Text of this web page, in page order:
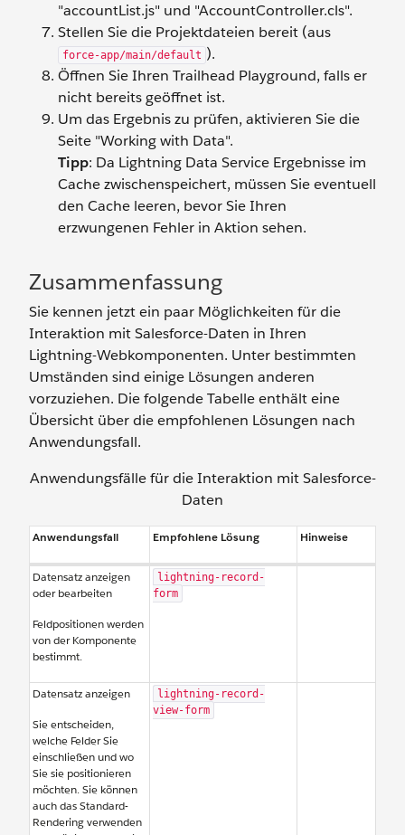
"accountList.js" und "AccountController.cls".
Stellen Sie die Projektdateien bereit (aus
force-app/main/default ).
Öffnen Sie Ihren Trailhead Playground, falls er
nicht bereits geöffnet ist.
Um das Ergebnis zu prüfen, aktivieren Sie die
Seite "Working with Data".
Tipp: Da Lightning Data Service Ergebnisse im
Cache zwischenspeichert, müssen Sie eventuell
den Cache leeren, bevor Sie Ihren
erzwungenen Fehler in Aktion sehen.
Zusammenfassung
Sie kennen jetzt ein paar Möglichkeiten für die
Interaktion mit Salesforce-Daten in Ihren
Lightning-Webkomponenten. Unter bestimmten
Umständen sind einige Lösungen anderen
vorzuziehen. Die folgende Tabelle enthält eine
Übersicht über die empfohlenen Lösungen nach
Anwendungsfall.
Anwendungsfälle für die Interaktion mit Salesforce-
Daten
Anwendungsfall Empfohlene Lösung Hinweise
Datensatz anzeigen
oder bearbeiten
Feldpositionen werden
von der Komponente
bestimmt.
lightning-record-
form
Datensatz anzeigen
Sie entscheiden,
welche Felder Sie
einschließen und wo
Sie sie positionieren
möchten. Sie können
auch das Standard-
Rendering verwenden
lightning-record-
view-form